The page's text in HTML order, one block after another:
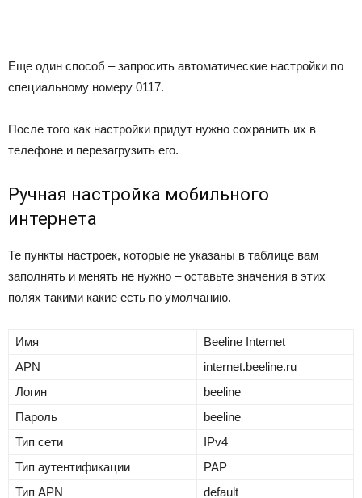
Еще один способ – запросить автоматические настройки по
специальному номеру 0117.
После того как настройки придут нужно сохранить их в
телефоне и перезагрузить его.
Ручная настройка мобильного
интернета
Те пункты настроек, которые не указаны в таблице вам
заполнять и менять не нужно – оставьте значения в этих
полях такими какие есть по умолчанию.
Имя
Beeline Internet
APN
internet.beeline.ru
Логин
beeline
Пароль
beeline
Тип сети
IPv4
Тип аутентификации
PAP
Тип APN
default